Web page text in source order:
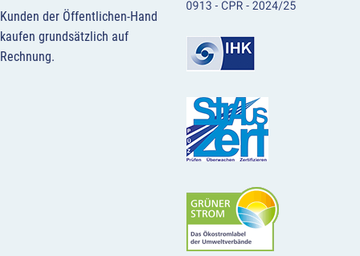
Kunden der Öffentlichen-Hand
kaufen grundsätzlich auf
Rechnung.